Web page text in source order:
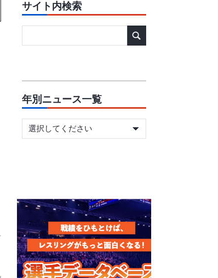
サイト内検索
年別ニュース一覧